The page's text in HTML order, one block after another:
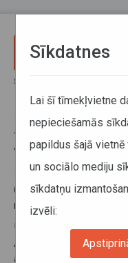
Sākums
13. marts 2017, 15:50
Tarifi tiks vienādoti SIA
10. marts 2017, 16:55
Grūti izbraucamu ceļu
maršrutos
09. marts 2017, 16:44
Applūdušo ceļu dēļ
autobusu parks
Sīkdatnes
Lai šī tīmekļvietne
nepieciešamās
papildus šajā
un sociālo mediju
sīkdatņu
izvēli: